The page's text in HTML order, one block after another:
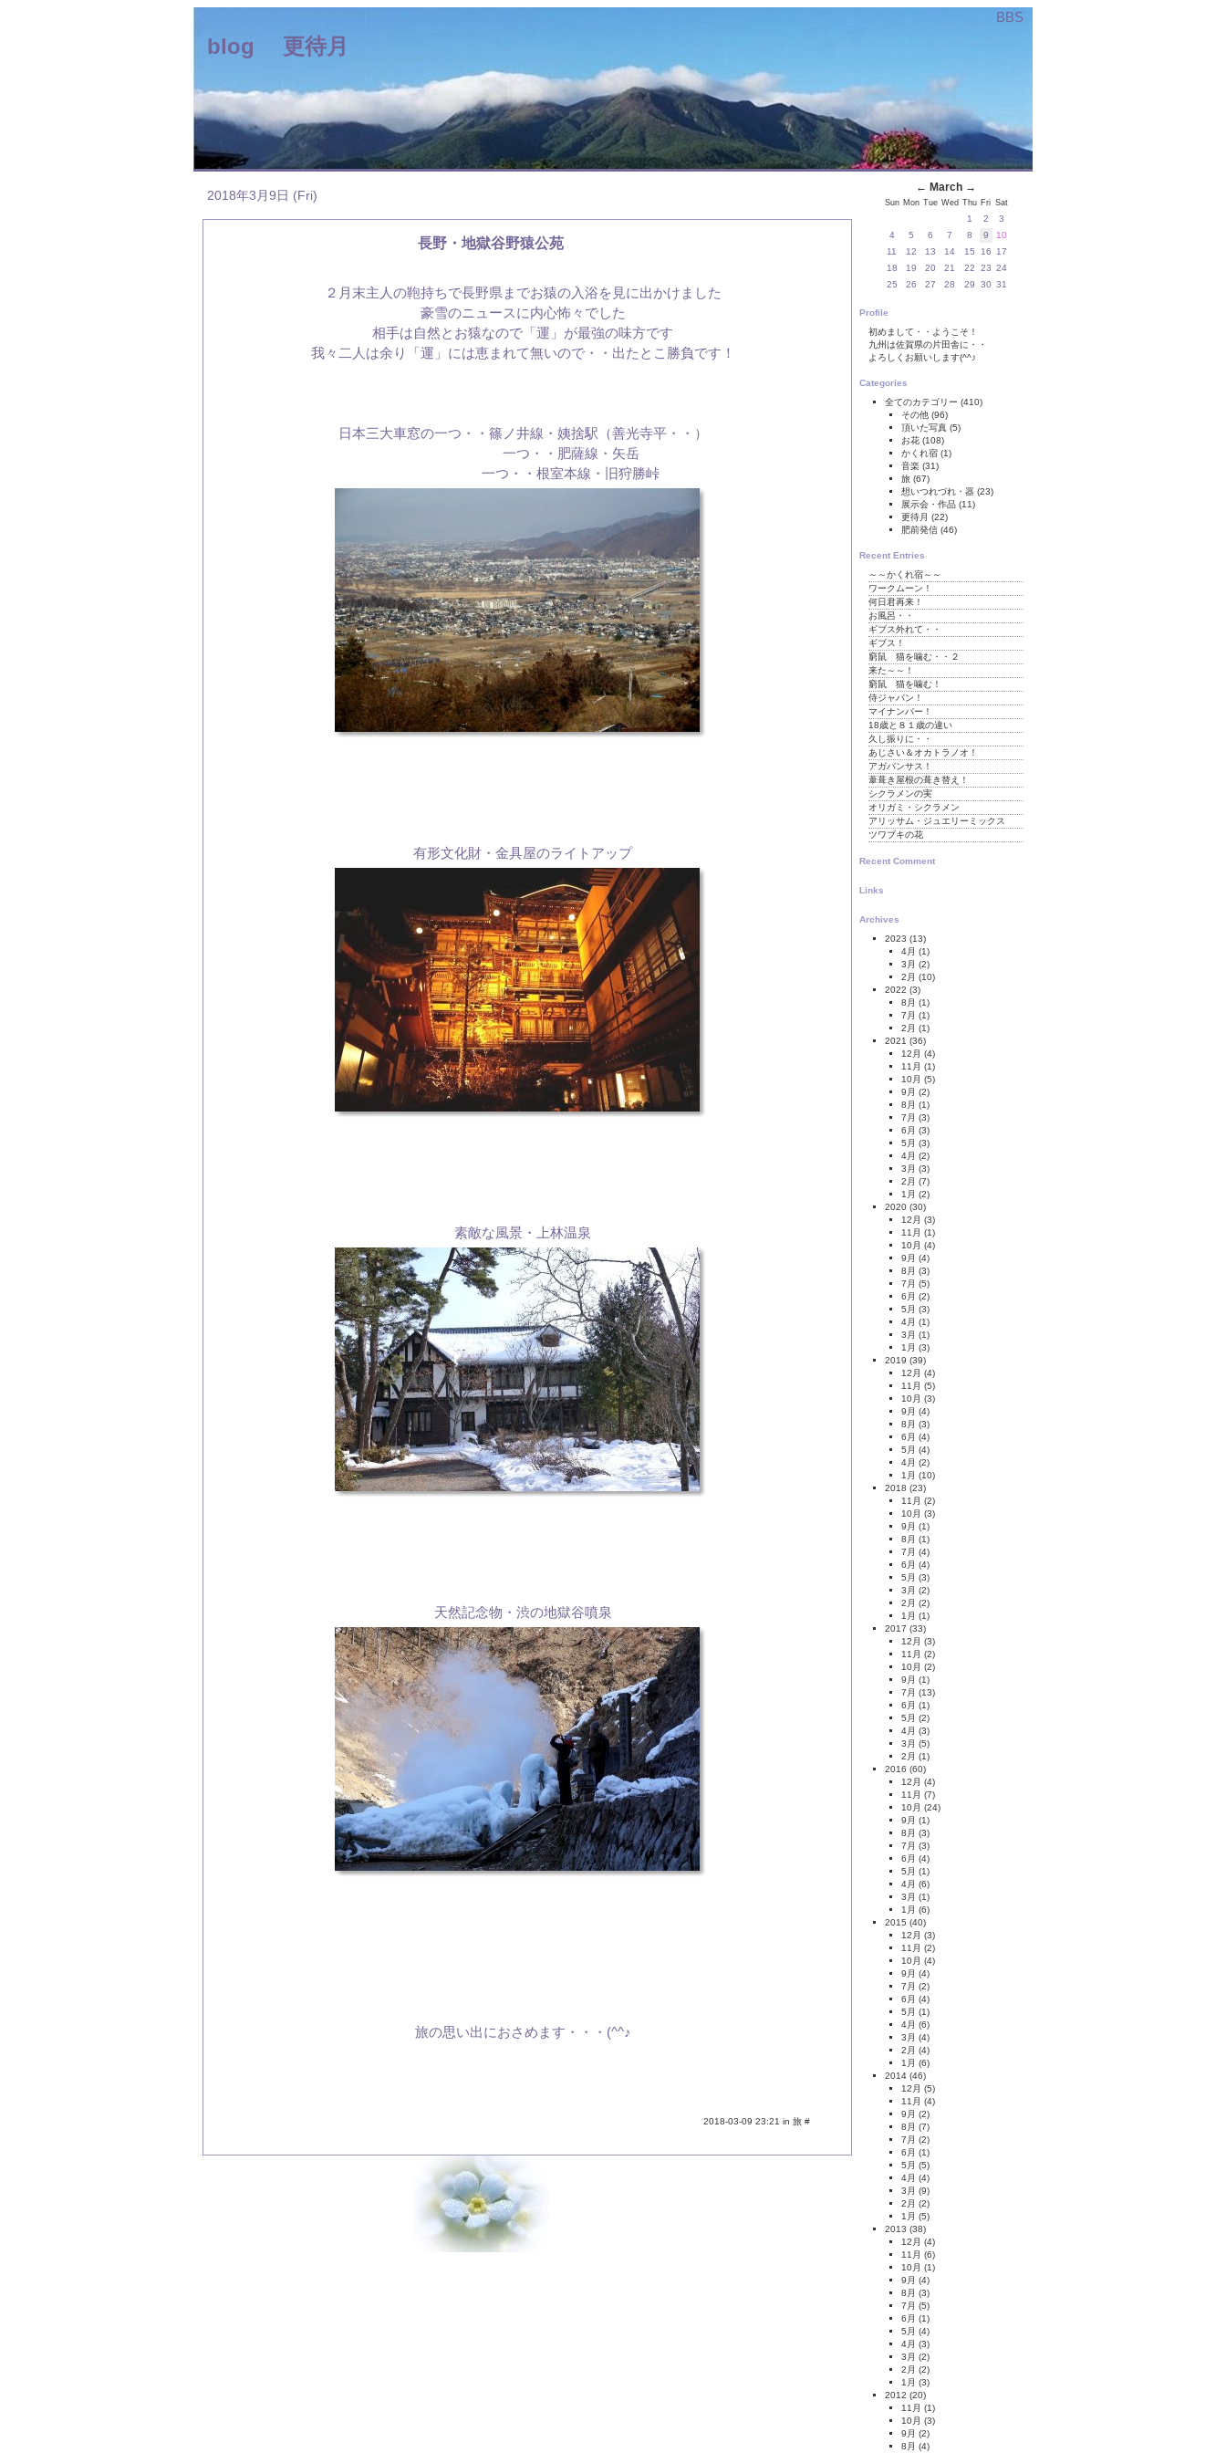
BBS
blog 更待月
2018年3月9日 (Fri)
長野・地獄谷野猿公苑
２月末主人の鞄持ちで長野県までお猿の入浴を見に出かけました
豪雪のニュースに内心怖々でした
相手は自然とお猿なので「運」が最強の味方です
我々二人は余り「運」には恵まれて無いので・・出たとこ勝負です！
日本三大車窓の一つ・・篠ノ井線・姨捨駅（善光寺平・・）
一つ・・肥薩線・矢岳
一つ・・根室本線・旧狩勝峠
有形文化財・金具屋のライトアップ
素敵な風景・上林温泉
天然記念物・渋の地獄谷噴泉
旅の思い出におさめます・・・(^^♪
2018-03-09 23:21 in 旅 #
← March →
Sun Mon Tue Wed Thu Fri Sat
1 2
3
4
5 6 7 8 9
10
11
12 13 14 15 16
17
18
19 20 21 22 23 24
25
26 27 28 29 30 31
Profile
初めまして・・ようこそ！
九州は佐賀県の片田舎に・・
よろしくお願いします(^^♪
Categories
全てのカテゴリー (410)
その他 (96)
頂いた写真 (5)
お花 (108)
かくれ宿 (1)
音楽 (31)
旅 (67)
想いつれづれ・器 (23)
展示会・作品 (11)
更待月 (22)
肥前発信 (46)
Recent Entries
～～かくれ宿～～
ワークムーン！
何日君再来！
お風呂・・
ギブス外れて・・
ギブス！
窮鼠 猫を噛む・・２
来た～～！
窮鼠 猫を噛む！
侍ジャパン！
マイナンバー！
18歳と８１歳の違い
久し振りに・・
あじさい＆オカトラノオ！
アガパンサス！
葦葺き屋根の葺き替え！
シクラメンの実
オリガミ・シクラメン
アリッサム・ジュエリーミックス
ツワブキの花
Recent Comment
Links
Archives
2023 (13)
4月 (1)
3月 (2)
2月 (10)
2022 (3)
8月 (1)
7月 (1)
2月 (1)
2021 (36)
12月 (4)
11月 (1)
10月 (5)
9月 (2)
8月 (1)
7月 (3)
6月 (3)
5月 (3)
4月 (2)
3月 (3)
2月 (7)
1月 (2)
2020 (30)
12月 (3)
11月 (1)
10月 (4)
9月 (4)
8月 (3)
7月 (5)
6月 (2)
5月 (3)
4月 (1)
3月 (1)
1月 (3)
2019 (39)
12月 (4)
11月 (5)
10月 (3)
9月 (4)
8月 (3)
6月 (4)
5月 (4)
4月 (2)
1月 (10)
2018 (23)
11月 (2)
10月 (3)
9月 (1)
8月 (1)
7月 (4)
6月 (4)
5月 (3)
3月 (2)
2月 (2)
1月 (1)
2017 (33)
12月 (3)
11月 (2)
10月 (2)
9月 (1)
7月 (13)
6月 (1)
5月 (2)
4月 (3)
3月 (5)
2月 (1)
2016 (60)
12月 (4)
11月 (7)
10月 (24)
9月 (1)
8月 (3)
7月 (3)
6月 (4)
5月 (1)
4月 (6)
3月 (1)
1月 (6)
2015 (40)
12月 (3)
11月 (2)
10月 (4)
9月 (4)
7月 (2)
6月 (4)
5月 (1)
4月 (6)
3月 (4)
2月 (4)
1月 (6)
2014 (46)
12月 (5)
11月 (4)
9月 (2)
8月 (7)
7月 (2)
6月 (1)
5月 (5)
4月 (4)
3月 (9)
2月 (2)
1月 (5)
2013 (38)
12月 (4)
11月 (6)
10月 (1)
9月 (4)
8月 (3)
7月 (5)
6月 (1)
5月 (4)
4月 (3)
3月 (2)
2月 (2)
1月 (3)
2012 (20)
11月 (1)
10月 (3)
9月 (2)
8月 (4)